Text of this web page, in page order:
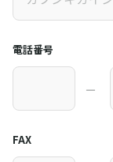
電話番号
―
FAX